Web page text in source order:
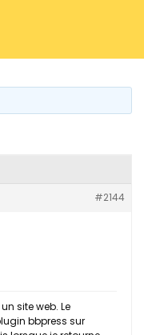
#2144
site web. Le
bbpress sur